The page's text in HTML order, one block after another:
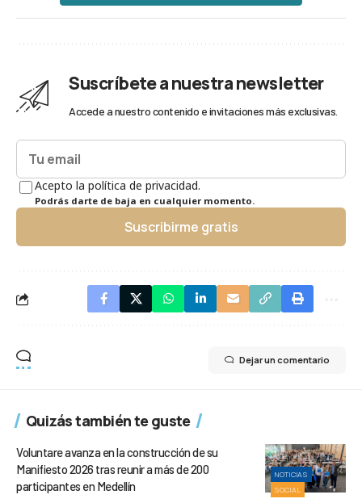
Suscríbete a nuestra newsletter
Accede a nuestro contenido e invitaciones más exclusivas.
Acepto la política de privacidad.
Podrás darte de baja en cualquier momento.
Suscribirme gratis
Dejar un comentario
Quizás también te guste
NOTICIAS
SOCIAL
Voluntare avanza en la construcción de su
Manifiesto 2026 tras reunir a más de 200
participantes en Medellín